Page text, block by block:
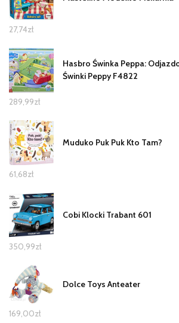
27,74zł
Hasbro Świnka Peppa:
Świnki Peppy F4822
289,99zł
Muduko Puk Puk Kto Tam?
61,68zł
Cobi Klocki Trabant 601
350,99zł
Dolce Toys Anteater
169,00zł